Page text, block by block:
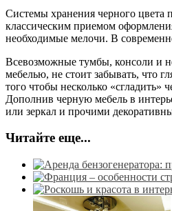
Системы хранения черного цвета
классическим приемом
необходимые мелочи. В
Всевозможные тумбы, консоли и
мебелью, не стоит забывать, что
того чтобы несколько
Дополнив черную мебель в
или зеркал и прочими
Читайте еще...